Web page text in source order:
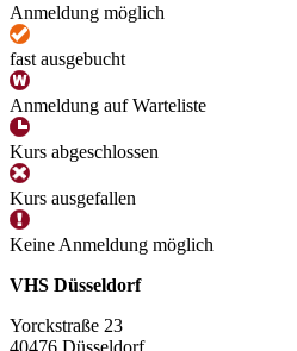
Anmeldung möglich
fast ausgebucht
Anmeldung auf Warteliste
Kurs abgeschlossen
Kurs ausgefallen
Keine Anmeldung möglich
VHS Düsseldorf
Yorckstraße 23